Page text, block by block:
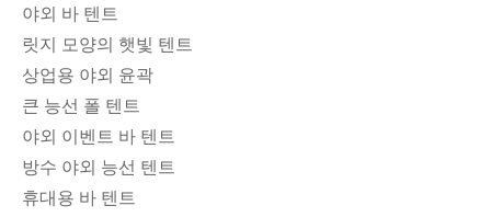
야외 바 텐트
릿지 모양의 햇빛 텐트
상업용 야외 윤곽
큰 능선 폴 텐트
야외 이벤트 바 텐트
방수 야외 능선 텐트
휴대용 바 텐트